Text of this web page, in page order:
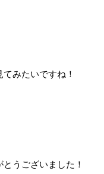
みたいですね！
うございました！